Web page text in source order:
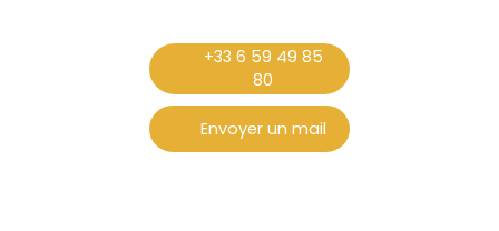
+33 6 59 49 85
80
Envoyer un mail